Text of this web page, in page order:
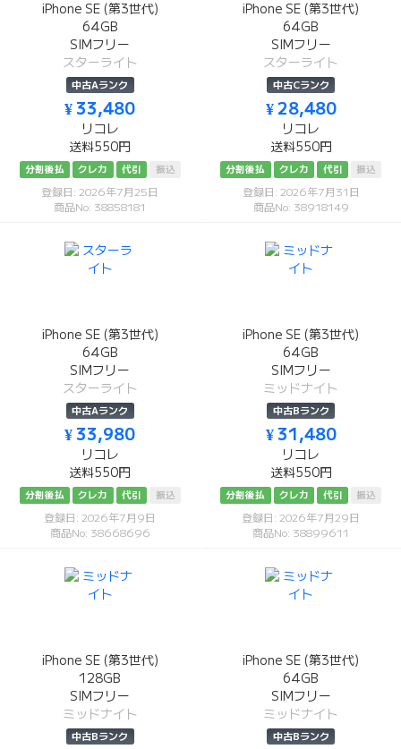
iPhone SE (第3世代)
64GB
SIMフリー
スターライト
中古Aランク
¥ 33,480
リコレ
送料550円
分割後払 クレカ 代引 振込
登録日: 2026年7月25日
商品No: 38858181
iPhone SE (第3世代)
64GB
SIMフリー
スターライト
中古Cランク
¥ 28,480
リコレ
送料550円
分割後払 クレカ 代引 振込
登録日: 2026年7月31日
商品No: 38918149
iPhone SE (第3世代)
64GB
SIMフリー
スターライト
中古Aランク
¥ 33,980
リコレ
送料550円
分割後払 クレカ 代引 振込
登録日: 2026年7月9日
商品No: 38668696
iPhone SE (第3世代)
64GB
SIMフリー
ミッドナイト
中古Bランク
¥ 31,480
リコレ
送料550円
分割後払 クレカ 代引 振込
登録日: 2026年7月29日
商品No: 38899611
iPhone SE (第3世代)
128GB
SIMフリー
ミッドナイト
中古Bランク
iPhone SE (第3世代)
64GB
SIMフリー
ミッドナイト
中古Bランク